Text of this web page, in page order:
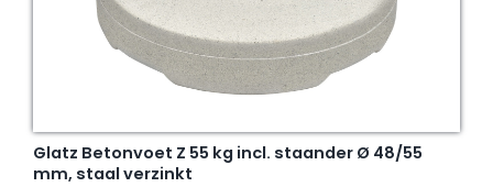
Glatz Betonvoet Z 55 kg incl. staander Ø 48/55
mm, staal verzinkt